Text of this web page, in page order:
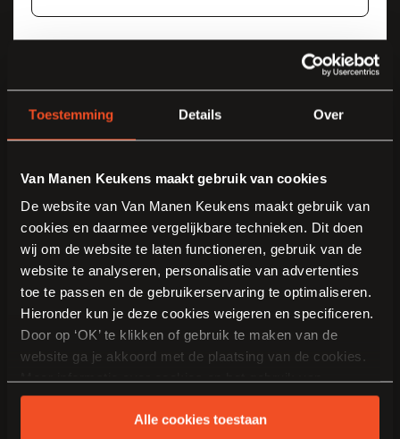
Toestemming Details Over
Van Manen Keukens maakt gebruik van cookies
De website van Van Manen Keukens maakt gebruik van
cookies en daarmee vergelijkbare technieken. Dit doen
wij om de website te laten functioneren, gebruik van de
website te analyseren, personalisatie van advertenties
toe te passen en de gebruikerservaring te optimaliseren.
Hieronder kun je deze cookies weigeren en specificeren.
Door op ‘OK’ te klikken of gebruik te maken van de
website ga je akkoord met de plaatsing van de cookies.
Meer informatie over cookies en het gebruik van
persoonsgegevens door Van Manen Keukens vind je
Alle cookies toestaan